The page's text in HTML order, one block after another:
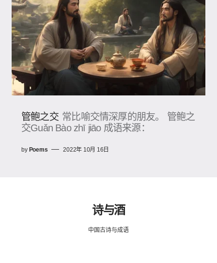
管鲍之交 常比喻交情深厚的朋友。 管鲍之
交Guǎn Bào zhī jiāo 成语来源：
by Poems 2022年 10月 16日
诗与酒
中国古诗与成语